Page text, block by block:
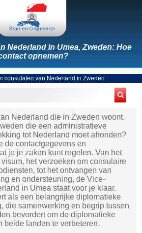
Nederland in Umea, Zweden: Hoe
opnemen?
consulaten van Nederland in Zweden
Nederland die in Zweden woont,
die een administratieve
tot Nederland moet afronden?
de contactgegevens en
je je zaken kunt regelen. Van het
het verzoeken om consulaire
tot het ontvangen van
en ondersteuning, de Vice-
in Umea staat voor je klaar.
als een belangrijke diplomatieke
die samenwerking en begrip tussen
bevordert om de diplomatieke
beide landen te verbeteren.